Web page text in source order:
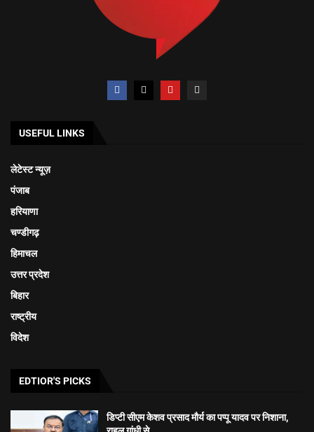
USEFUL LINKS
लेटेस्ट न्यूज़
पंजाब
हरियाणा
चण्डीगढ़
हिमाचल
उत्तर प्रदेश
बिहार
राष्ट्रीय
विदेश
EDTIOR'S PICKS
डिप्टी सीएम केशव प्रसाद मौर्य का पप्पू यादव पर निशाना,